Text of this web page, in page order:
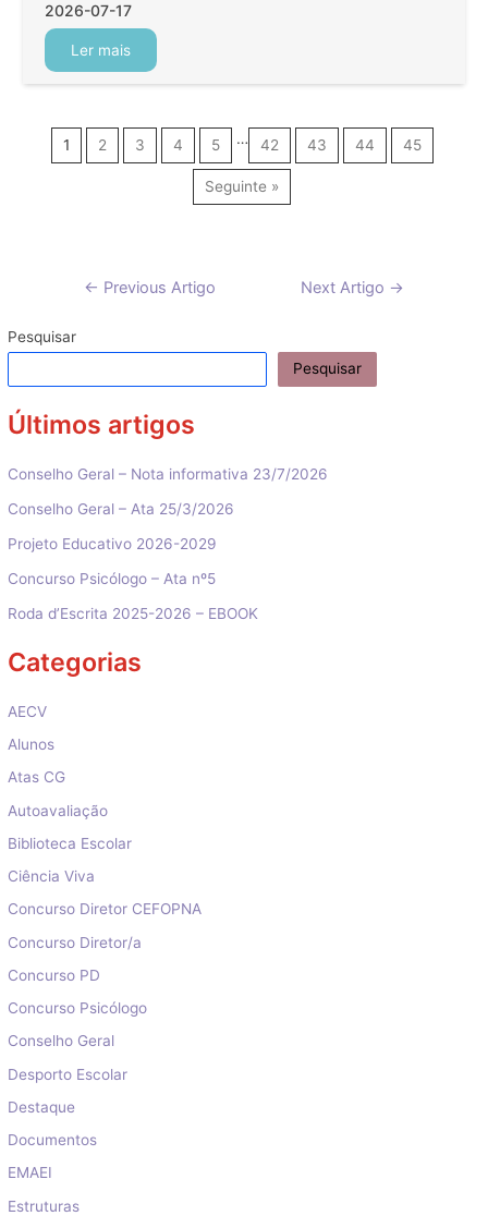
2026-07-17
Ler mais
1 2 3 4 5 … 42 43 44 45
Seguinte »
Navegação
artigos
← Previous Artigo Next Artigo →
Pesquisar
Pesquisar
Últimos artigos
Conselho Geral – Nota informativa 23/7/2026
Conselho Geral – Ata 25/3/2026
Projeto Educativo 2026-2029
Concurso Psicólogo – Ata nº5
Roda d’Escrita 2025-2026 – EBOOK
Categorias
AECV
Alunos
Atas CG
Autoavaliação
Biblioteca Escolar
Ciência Viva
Concurso Diretor CEFOPNA
Concurso Diretor/a
Concurso PD
Concurso Psicólogo
Conselho Geral
Desporto Escolar
Destaque
Documentos
EMAEI
Estruturas